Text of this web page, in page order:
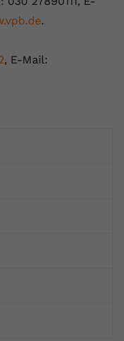
.
, E-Mail: